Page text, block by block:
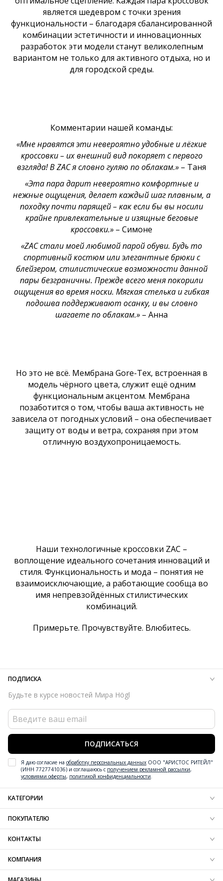
является шедевром с точки зрения
функциональности – благодаря сбалансированной
комбинации эстетичности и инновационных
разработок эти модели станут великолепным
вариантом не только для активного отдыха, но и
для городской среды.
Комментарии нашей команды:
«Мне нравятся эти невероятно удобные и лёгкие
кроссовки – их внешний вид покоряет с первого
взгляда! В ZAC я словно гуляю по облакам.» – Таня
«Эта пара дарит невероятно комфортные и
нежные ощущения, делает каждый шаг плавным, а
походку почти парящей – как если бы вы носили
крайне привлекательные и изящные беговые
кроссовки.» – Симоне
«ZAC стали моей любимой парой обуви. Будь то
спортивный костюм или элегантные брюки с
блейзером, стилистические возможности данной
пары безграничны. Прежде всего меня покорили
ощущения во время носки. Мягкая стелька и гибкая
подошва поддерживают осанку, и вы словно
шагаете по облакам.» – Анна
Но это не всё. Мембрана Gore-Tex, встроенная в
модель чёрного цвета, служит ещё одним
функциональным акцентом. Мембрана
позаботится о том, чтобы ваша активность не
зависела от погодных условий – она обеспечивает
защиту от воды и ветра, сохраняя при этом
отличную воздухопроницаемость.
Наши технологичные кроссовки ZAC –
воплощение идеального сочетания инноваций и
стиля. Функциональность и мода – понятия не
взаимоисключающие, а работающие сообща во
имя непревзойдённых стилистических
комбинаций.
Примерьте. Прочувствуйте. Влюбитесь.
КАТЕГОРИИ
Новинки одежды
Обувь
Аксессуары
ПОКУПАТЕЛЮ
Доставка
Оплата
КОНТАКТЫ
Контактная информация
КОМПАНИЯ
ПОДПИСКА
Будьте в курсе новостей Мира Högl
ПОДПИСАТЬСЯ
Я даю согласие на обработку персональных данных ООО "АРИСТОС РИТЕЙЛ"
(ИНН 7727741036) и соглашаюсь с получением рекламной рассылки,
условиями оферты, политикой конфиденциальности.